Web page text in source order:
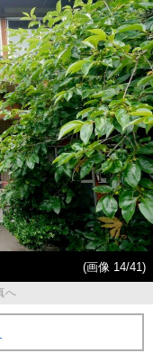
(画像 14/41)
へ